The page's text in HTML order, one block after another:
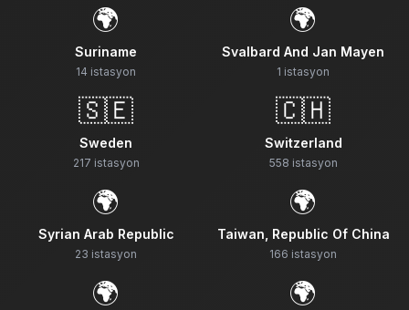
🌍
Suriname
14 istasyon
🌍
Svalbard And Jan Mayen
1 istasyon
🇸🇪
Sweden
217 istasyon
🇨🇭
Switzerland
558 istasyon
🌍
Syrian Arab Republic
23 istasyon
🌍
Taiwan, Republic Of China
166 istasyon
🌍 🌍